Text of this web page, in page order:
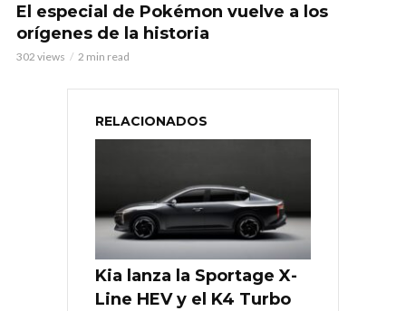
El especial de Pokémon vuelve a los
orígenes de la historia
302 views 2 min read
RELACIONADOS
Kia lanza la Sportage X-
Line HEV y el K4 Turbo